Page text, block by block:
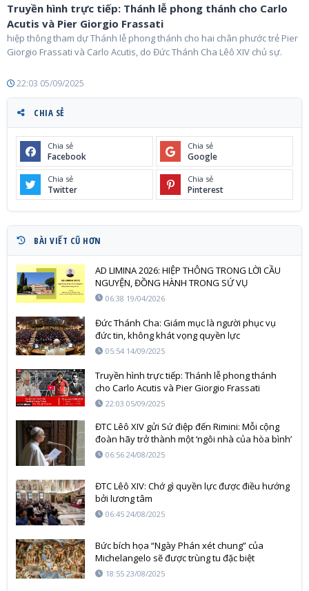
Truyền hình trực tiếp: Thánh lễ phong thánh cho Carlo
Acutis và Pier Giorgio Frassati
hiệp thông tham dự Thánh lễ phong thánh cho hai chân phước trẻ Pier
Giorgio Frassati và Carlo Acutis, do Đức Thánh Cha Lêô XIV chủ sự.
22:03 05/09/2025
CHIA SẺ
Chia sẻ
Facebook
Chia sẻ
Google
Chia sẻ
Twitter
Chia sẻ
Pinterest
BÀI VIẾT CŨ HƠN
AD LIMINA 2026: HIỆP THÔNG TRONG LỜI CẦU
NGUYỆN, ĐỒNG HÀNH TRONG SỨ VỤ
06:38 19/04/2026
Đức Thánh Cha: Giám mục là người phục vụ
đức tin, không khát vọng quyền lực
05:54 14/09/2025
Truyền hình trực tiếp: Thánh lễ phong thánh
cho Carlo Acutis và Pier Giorgio Frassati
22:03 05/09/2025
ĐTC Lêô XIV gửi Sứ điệp đến Rimini: Mỗi cộng
đoàn hãy trở thành một ‘ngôi nhà của hòa bình’
06:56 24/08/2025
ĐTC Lêô XIV: Chớ gì quyền lực được điều hướng
bởi lương tâm
06:45 24/08/2025
Bức bích họa “Ngày Phán xét chung” của
Michelangelo sẽ được trùng tu đặc biệt
18:55 23/08/2025